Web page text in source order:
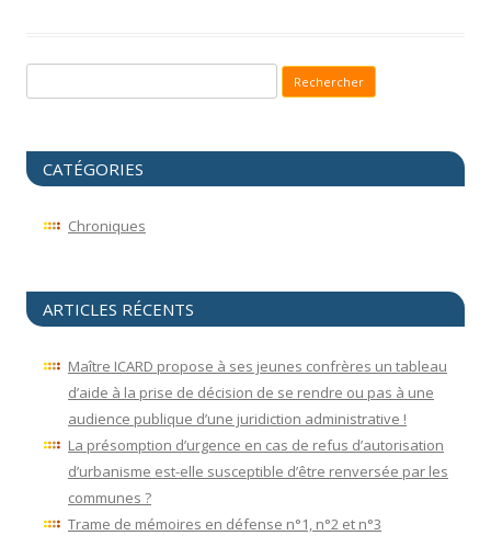
CATÉGORIES
Chroniques
ARTICLES RÉCENTS
Maître ICARD propose à ses jeunes confrères un tableau
d’aide à la prise de décision de se rendre ou pas à une
audience publique d’une juridiction administrative !
La présomption d’urgence en cas de refus d’autorisation
d’urbanisme est-elle susceptible d’être renversée par les
communes ?
Trame de mémoires en défense n°1, n°2 et n°3